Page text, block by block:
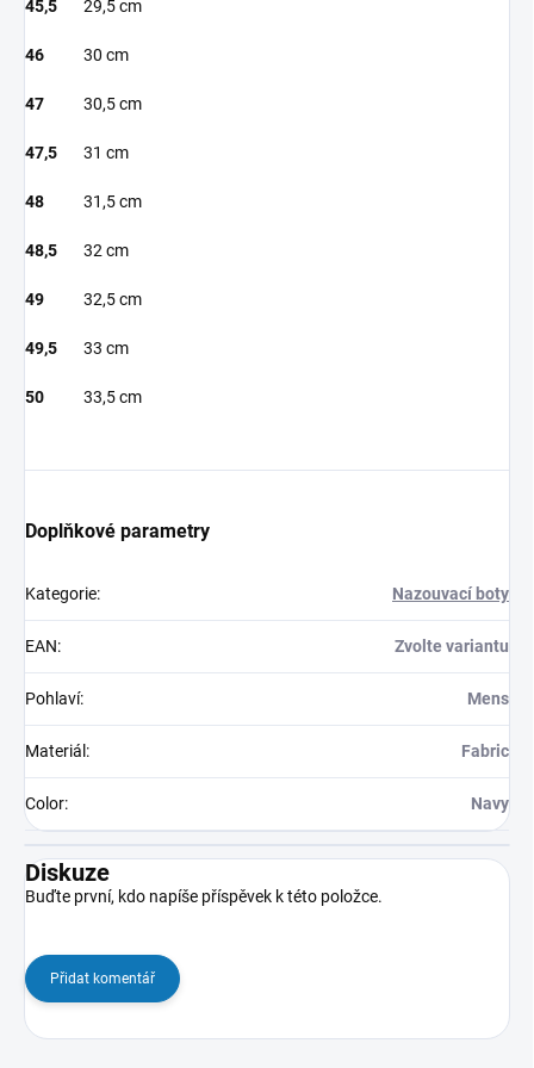
45,5 29,5 cm
46 30 cm
47 30,5 cm
47,5 31 cm
48 31,5 cm
48,5 32 cm
49 32,5 cm
49,5 33 cm
50 33,5 cm
Doplňkové parametry
Kategorie: Nazouvací boty
EAN: Zvolte variantu
Pohlaví: Mens
Materiál : Fabric
Color: Navy
Diskuze
Buďte první, kdo napíše příspěvek k této položce.
Přidat komentář